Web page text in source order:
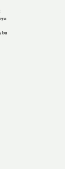
bu